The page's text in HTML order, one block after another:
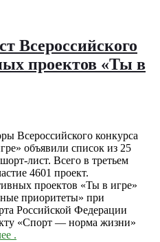
Всероссийского
проектов «Ты в
Всероссийского конкурса
объявили список из 25
лист. Всего в третьем
4601 проект.
проектов «Ты в игре»
приоритеты» при
Российской Федерации
«Спорт — норма жизни»
.